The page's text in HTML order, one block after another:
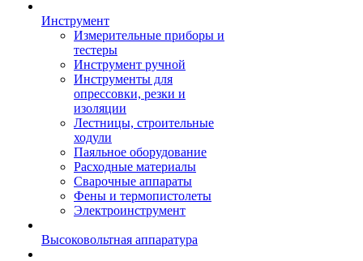
Инструмент
Измерительные приборы и
тестеры
Инструмент ручной
Инструменты для
опрессовки, резки и
изоляции
Лестницы, строительные
ходули
Паяльное оборудование
Расходные материалы
Сварочные аппараты
Фены и термопистолеты
Электроинструмент
Высоковольтная аппаратура